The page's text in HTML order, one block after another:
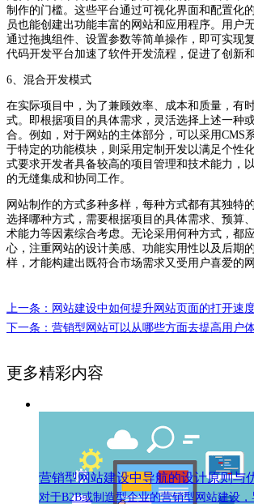
制作的门槛。这些平台通过可视化界面和配置化
员也能创建出功能丰富的网站和应用程序。用户
通过拖拽组件、设置参数等简单操作，即可实现
代码开发平台加速了软件开发流程，促进了创新和
6、混合开发模式
在实际项目中，为了兼顾效率、成本和质量，有
式。即根据项目的具体需求，灵活选择上述一种
合。例如，对于网站的主体部分，可以采用CMS
于特定的功能模块，则采用定制开发以满足个性
式要求开发者具备较高的项目管理和技术能力，
的无缝集成和协同工作。
网站制作的方式多种多样，每种方式都有其独特
选择哪种方式，需要根据项目的具体需求、预算
术能力等因素综合考虑。无论采用何种方式，都
心，注重网站的设计美感、功能实用性以及后期
样，才能构建出既符合市场需求又受用户喜爱的网
上一条：网站建设中如何提升网站页面的打开速
下一条：营销型网站可以从哪些方面去提高用户
更多精彩内容
营销型网站建设中导航的设计原则与
对于B2B或制造型企业的营销型网站建设